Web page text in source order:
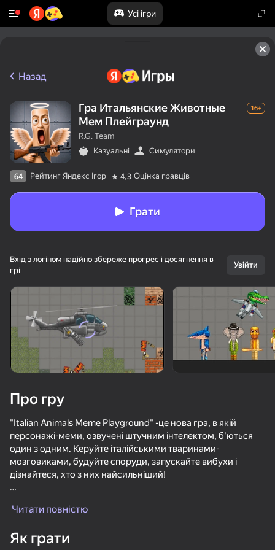
Усі ігри
Поверніть пристрій
Гра працює тільки в горизонтальній
Мистер Чел: Онлайн Испытания Мультивселенной
Назад
Гра Итальянские Животные
Мем Плейграунд
16+
R.G. Team
Казуальні
Симулятори
64 Рейтинг Яндекс Ігор 4,3 Оцінка гравців
Грати
Вхід з логіном надійно збереже прогрес і досягнення в
грі
Увійти
Про гру
"Italian Animals Meme Playground" -це нова гра, в якій
персонажі-меми, озвучені штучним інтелектом, б'ються
один з одним. Керуйте італійськими тваринами-
мозговиками, будуйте споруди, запускайте вибухи і
дізнайтеся, хто з них найсильніший!
1. Відомі персонажі та їх нові версії: Бомбардиро
Капучіно Ассасіно, Лірілі Ларіла, Шимпанзіні Бананіні!
Читати повністю
Як грати